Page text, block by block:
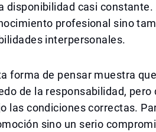
disponibilidad casi
profesional sino
interpersonales.
forma de pensar muestra
de la responsabilidad,
las condiciones correctas.
sino un serio